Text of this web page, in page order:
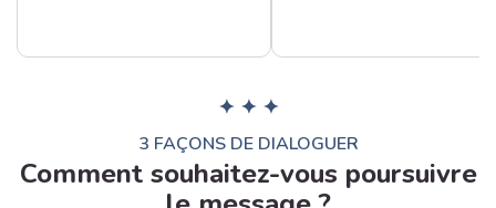
✦ ✦ ✦
3 FAÇONS DE DIALOGUER
Comment souhaitez-vous poursuivre